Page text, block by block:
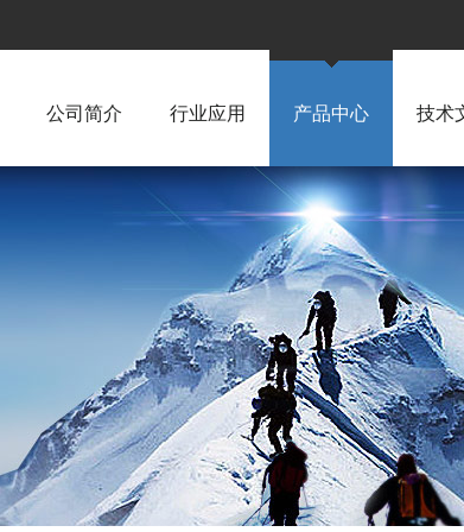
公司简介 行业应用 产品中心 技术